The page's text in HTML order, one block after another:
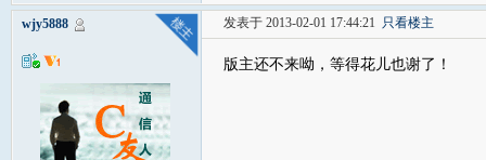
wjy5888 发表于 2013-02-01 17:44:21 只看楼主
版主还不来呦，等得花儿也谢了！